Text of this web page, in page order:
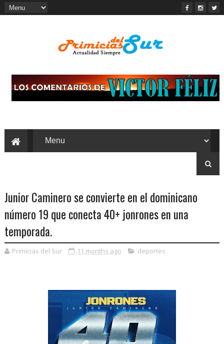
Junior Caminero se convierte en el dominicano
número 19 que conecta 40+ jonrones en una
temporada.
Primicias del Sur 11 months ago deportes